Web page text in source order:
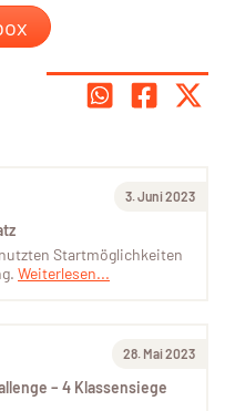
28. Mai 2023
– 4 Klassensiege
3. Juni 2023
Startmöglichkeiten
Weiterlesen...